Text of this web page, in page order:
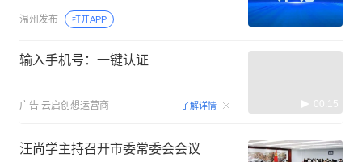
温州发布 打开APP
输入手机号：一键认证
广告 云启创想运营商 了解详情 00:15
汪尚学主持召开市委常委会会议